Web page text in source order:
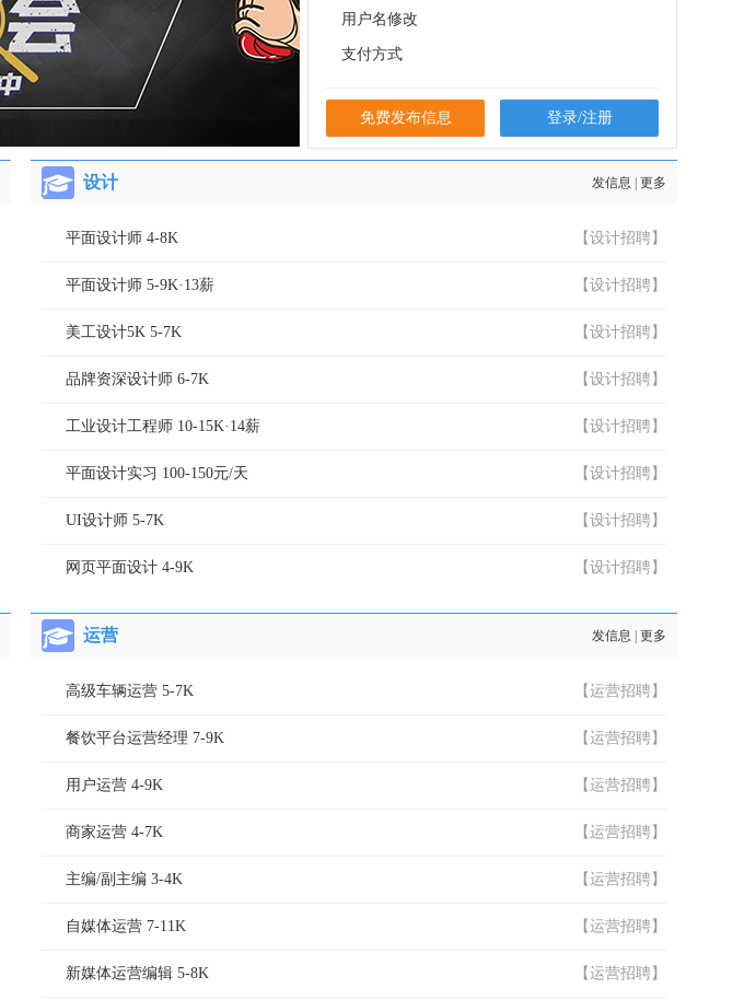
用户名修改
支付方式
免费发布信息 登录/注册
设计 发信息 更多
平面设计师 4-8K 【设计招聘】
平面设计师 5-9K·13薪 【设计招聘】
美工设计5K 5-7K 【设计招聘】
品牌资深设计师 6-7K 【设计招聘】
工业设计工程师 10-15K·14薪 【设计招聘】
平面设计实习 100-150元/天 【设计招聘】
UI设计师 5-7K 【设计招聘】
网页平面设计 4-9K 【设计招聘】
运营 发信息 更多
高级车辆运营 5-7K 【运营招聘】
餐饮平台运营经理 7-9K 【运营招聘】
用户运营 4-9K 【运营招聘】
商家运营 4-7K 【运营招聘】
主编/副主编 3-4K 【运营招聘】
自媒体运营 7-11K 【运营招聘】
新媒体运营编辑 5-8K 【运营招聘】